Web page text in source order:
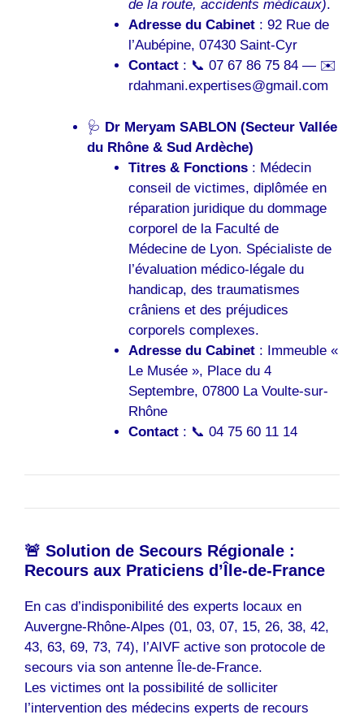
de la route, accidents médicaux).
Adresse du Cabinet: 92 Rue de
l’Aubépine, 07430 Saint-Cyr
Contact: 📞 07 67 86 75 84 — ✉️
rdahmani.expertises@gmail.com
🩺 Dr Meryam SABLON (Secteur Vallée
du Rhône & Sud Ardèche)
Titres & Fonctions: Médecin
conseil de victimes, diplômée en
réparation juridique du dommage
corporel de la Faculté de
Médecine de Lyon. Spécialiste de
l’évaluation médico-légale du
handicap, des traumatismes
crâniens et des préjudices
corporels complexes.
Adresse du Cabinet: Immeuble «
Le Musée », Place du 4
Septembre, 07800 La Voulte-sur-
Rhône
Contact: 📞 04 75 60 11 14
🚨 Solution de Secours Régionale :
Recours aux Praticiens d’Île-de-France
En cas d’indisponibilité des experts locaux en
Auvergne-Rhône-Alpes (01, 03, 07, 15, 26, 38, 42,
43, 63, 69, 73, 74), l’AIVF active son protocole de
secours via son antenne Île-de-France.
Les victimes ont la possibilité de solliciter
l’intervention des médecins experts de recours